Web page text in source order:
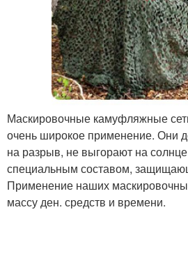
Маскировочные камуфляжные
очень широкое применение. Они
на разрыв, не выгорают на
специальным составом,
Применение наших
массу ден. средств и времени.